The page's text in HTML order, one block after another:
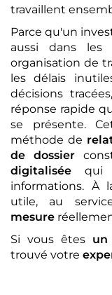
travaillent
Parce qu'un
aussi dans les
organisation de
les délais
décisions
réponse rapide
se présente.
méthode de
de dossier
digitalisée qui
informations.
utile, au
mesure
Si vous êtes un
trouvé votre